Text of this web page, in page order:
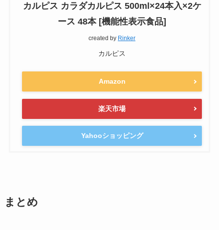
カルピス カラダカルピス 500ml×24本入×2ケ
ース 48本 [機能性表示食品]
created by Rinker
カルピス
Amazon
楽天市場
Yahooショッピング
まとめ